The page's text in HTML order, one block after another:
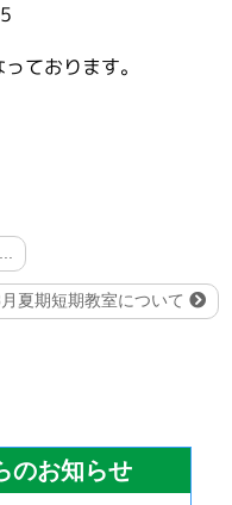
ております。
夏期短期教室について
のお知らせ